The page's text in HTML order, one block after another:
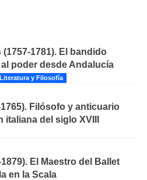
1781). El bandido
poder desde Andalucía
Literatura y Filosofía
Filósofo y anticuario
del siglo XVIII
El Maestro del Ballet
en la Scala